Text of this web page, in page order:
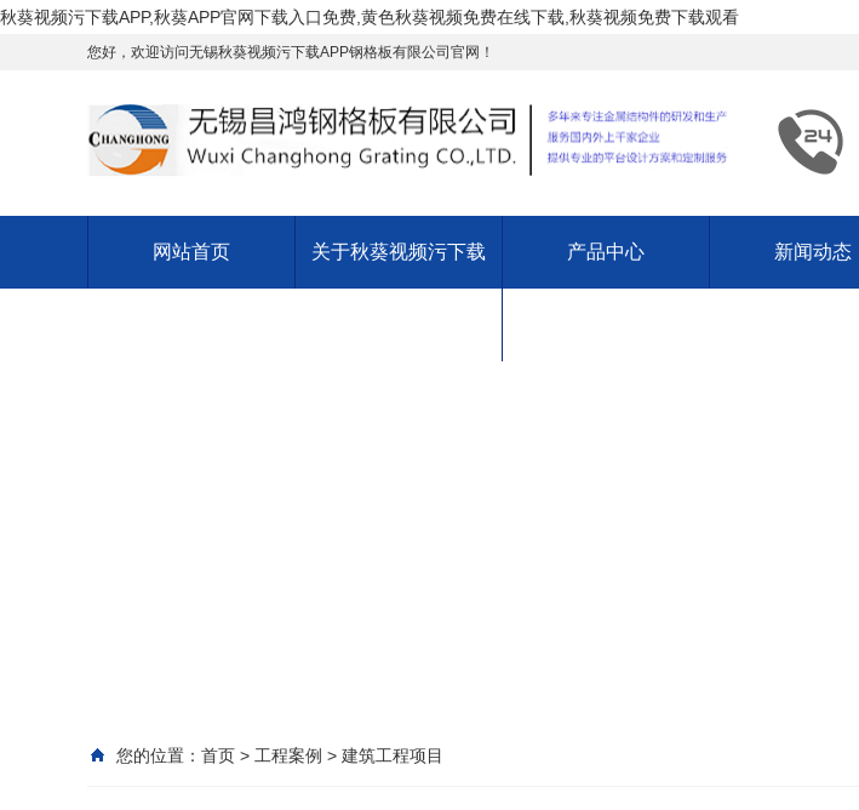
秋葵视频污下载APP,秋葵APP官网下载入口免费,黄色秋葵视频免费在线下载,秋葵视频免费下载观看
您好，欢迎访问无锡秋葵视频污下载APP钢格板有限公司官网！
网站首页 关于秋葵视频污下载 产品中心 新闻动态
您的位置： 首页 > 工程案例 > 建筑工程项目